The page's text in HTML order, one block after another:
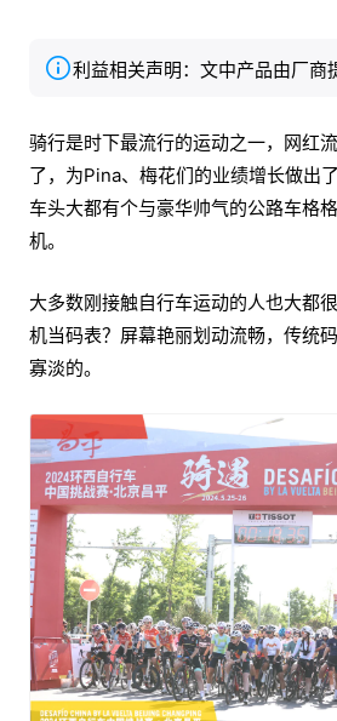
利益相关声明：文中产品由厂商
骑行是时下最流行的运动之一，网红
了，为Pina、梅花们的业绩增长做出
车头大都有个与豪华帅气的公路车
机。
大多数刚接触自行车运动的人也大都
机当码表？屏幕艳丽划动流畅，传统
寡淡的。